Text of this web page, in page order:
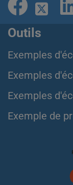
Outils
Exemples
Exemples
Exemples
Exemple de